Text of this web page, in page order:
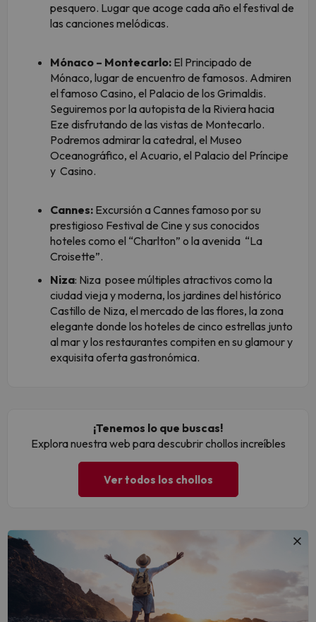
pesquero. Lugar que acoge cada año el festival de
las canciones melódicas.
Mónaco – Montecarlo: El Principado de
Mónaco, lugar de encuentro de famosos. Admiren
el famoso Casino, el Palacio de los Grimaldis.
Seguiremos por la autopista de la Riviera hacia
Eze disfrutando de las vistas de Montecarlo.
Podremos admirar la catedral, el Museo
Oceanográfico, el Acuario, el Palacio del Príncipe
y Casino.
Cannes: Excursión a Cannes famoso por su
prestigioso Festival de Cine y sus conocidos
hoteles como el “Charlton” o la avenida “La
Croisette”.
Niza: Niza posee múltiples atractivos como la
ciudad vieja y moderna, los jardines del histórico
Castillo de Niza, el mercado de las flores, la zona
elegante donde los hoteles de cinco estrellas junto
al mar y los restaurantes compiten en su glamour y
exquisita oferta gastronómica.
¡Tenemos lo que buscas!
Explora nuestra web para descubrir chollos increíbles
Ver todos los chollos